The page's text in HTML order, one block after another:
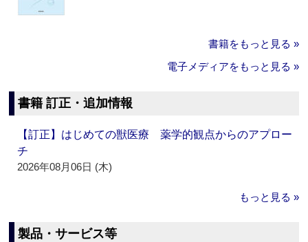
書籍をもっと見る »
電子メディアをもっと見る »
書籍 訂正・追加情報
【訂正】はじめての獣医療 薬学的観点からのアプロー
チ
2026年08月06日 (木)
もっと見る »
製品・サービス等